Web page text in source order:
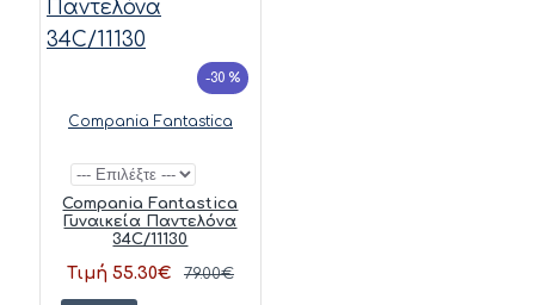
-30 %
Compania Fantastica
Compania Fantastica
Γυναικεία Παντελόνα
34C/11130
Τιμή 55.30€ 79.00€